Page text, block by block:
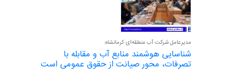
مدیرعامل شرکت آب منطقه‌ای کرمانشاه:
شناسایی هوشمند منابع آب و مقابله با
تصرفات، محور صیانت از حقوق عمومی است